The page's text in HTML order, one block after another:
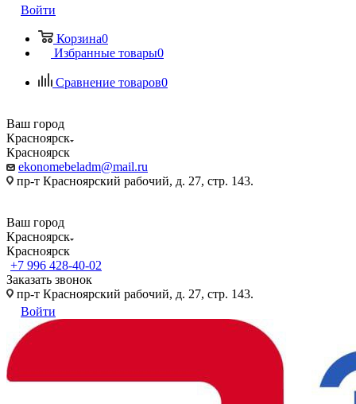
Войти
Корзина0
Избранные товары0
Сравнение товаров0
Ваш город
Красноярск
Красноярск
ekonomebeladm@mail.ru
пр-т Красноярский рабочий, д. 27, стр. 143.
Ваш город
Красноярск
Красноярск
+7 996 428-40-02
Заказать звонок
пр-т Красноярский рабочий, д. 27, стр. 143.
Войти